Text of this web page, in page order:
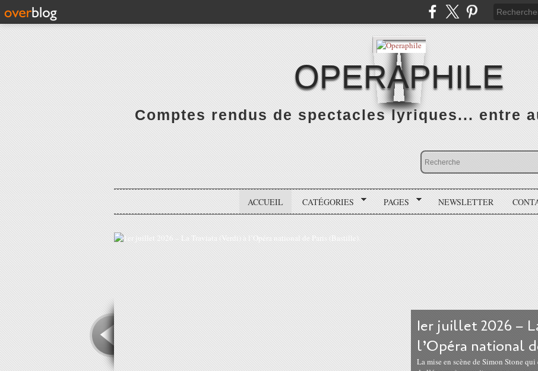
OPERAPHILE
Comptes rendus de spectacles lyriques... entre
ACCUEIL CATÉGORIES PAGES NEWSLETTER
1er juillet 2026 –
l’Opéra national
La mise en scène de Simon Stone